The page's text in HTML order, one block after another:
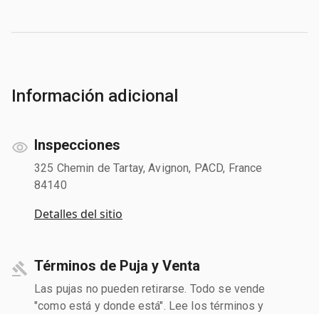
Información adicional
Inspecciones
325 Chemin de Tartay, Avignon, PACD, France
84140
Detalles del sitio
Términos de Puja y Venta
Las pujas no pueden retirarse. Todo se vende
"como está y donde está". Lee los términos y